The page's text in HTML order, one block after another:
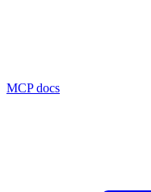
MCP docs